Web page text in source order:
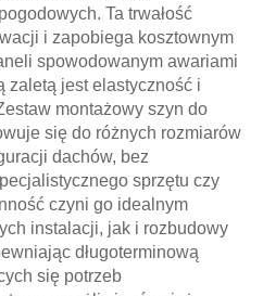
Ta trwałość
i zapobiega kosztownym
spowodowanym awariami
zaletą jest elastyczność i
montażowy szyn do
się do różnych rozmiarów
dachów, bez
sprzętu czy
czyni go idealnym
instalacji, jak i rozbudowy
długoterminową
się potrzeb